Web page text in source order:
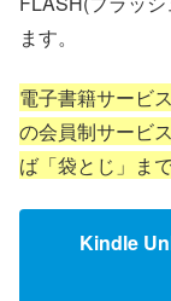
ます。
電子書籍サービ
の会員制サービ
ば「袋とじ」ま
Kindle